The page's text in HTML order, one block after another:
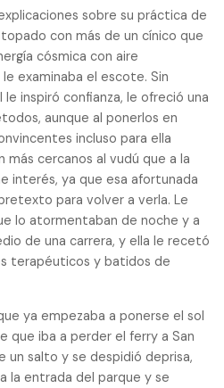
sobre su práctica de
con más de un cínico que
cósmica con aire
examinaba el escote. Sin
inspiró confianza, le ofreció una
aunque al ponerlos en
incluso para ella
más cercanos al vudú que a la
interés, ya que esa afortunada
para volver a verla. Le
lo atormentaban de noche y a
de una carrera, y ella le recetó
terapéuticos y batidos de
ya empezaba a ponerse el sol
que iba a perder el ferry a San
un salto y se despidió deprisa,
la entrada del parque y se